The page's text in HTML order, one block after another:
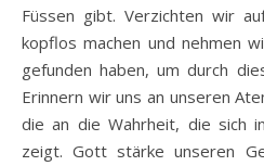
Füssen gibt. Verzichten wir
kopflos machen und nehmen
gefunden haben, um durch
Erinnern wir uns an unseren
die an die Wahrheit, die sich
zeigt. Gott stärke unseren